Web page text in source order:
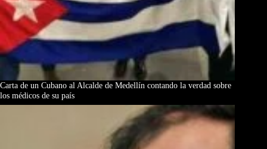
Carta de un Cubano al Alcalde de Medellín contando la verdad sobre
los médicos de su país